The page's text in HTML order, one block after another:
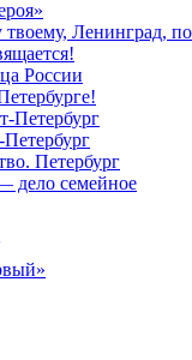
Ленинград,
России
Петербург
Петербург
дело семейное